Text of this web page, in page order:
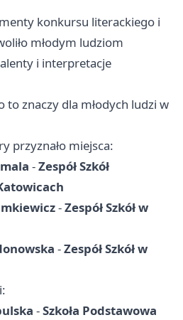
konkursu literackiego i
młodym ludziom
i interpretacje
to znaczy dla młodych ludzi w
przyznało miejsca:
-Zespół Szkół
-Zespół Szkół w
-Zespół Szkół w
-Szkoła Podstawowa